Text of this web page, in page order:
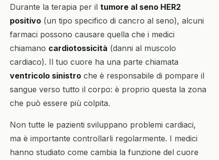
Durante la terapia per il tumore al seno HER2
positivo (un tipo specifico di cancro al seno), alcuni
farmaci possono causare quella che i medici
chiamano cardiotossicità (danni al muscolo
cardiaco). Il tuo cuore ha una parte chiamata
ventricolo sinistro che è responsabile di pompare il
sangue verso tutto il corpo: è proprio questa la zona
che può essere più colpita.
Non tutte le pazienti sviluppano problemi cardiaci,
ma è importante controllarli regolarmente. I medici
hanno studiato come cambia la funzione del cuore